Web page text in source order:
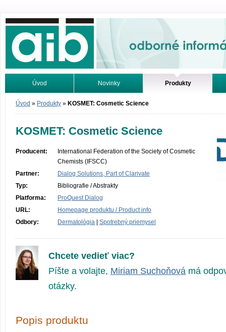
Odborné informácie. Online.
Úvod Novinky Produkty
Vyhľadávanie Tutoriály
Úvod » Produkty » KOSMET: Cosmetic Science
KOSMET: Cosmetic Science
Producent:
International Federation of the Society of Cosmetic
Chemists (IFSCC)
Partner:
Dialog Solutions, Part of Clarivate
Typ:
Bibliografie / Abstrakty
Platforma:
ProQuest Dialog
URL:
Homepage produktu / Product info
Odbory:
Dermatológia Spotrebný priemysel
Chcete vedieť viac?
Píšte a volajte, Miriam Suchoňová má
otázky.
Popis produktu